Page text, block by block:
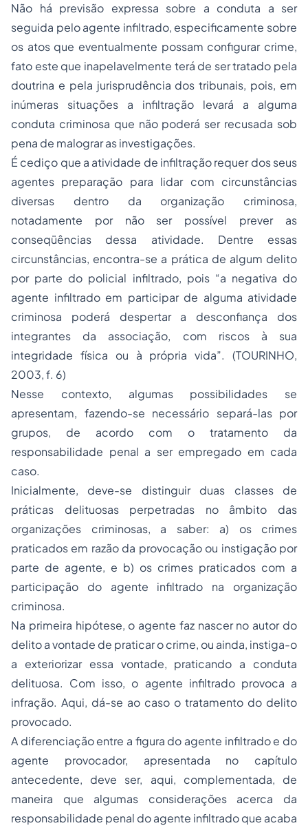
Não há previsão expressa sobre a conduta a ser
seguida pelo agente infiltrado, especificamente sobre
os atos que eventualmente possam configurar crime,
fato este que inapelavelmente terá de ser tratado pela
doutrina e pela jurisprudência dos tribunais, pois, em
inúmeras situações a infiltração levará a alguma
conduta criminosa que não poderá ser recusada sob
pena de malograr as investigações.
É cediço que a atividade de infiltração requer dos seus
agentes preparação para lidar com circunstâncias
diversas dentro da organização criminosa,
notadamente por não ser possível prever as
conseqüências dessa atividade. Dentre essas
circunstâncias, encontra-se a prática de algum delito
por parte do policial infiltrado, pois “a negativa do
agente infiltrado em participar de alguma atividade
criminosa poderá despertar a desconfiança dos
integrantes da associação, com riscos à sua
integridade física ou à própria vida”. (TOURINHO,
2003, f. 6)
Nesse contexto, algumas possibilidades se
apresentam, fazendo-se necessário separá-las por
grupos, de acordo com o tratamento da
responsabilidade penal a ser empregado em cada
caso.
Inicialmente, deve-se distinguir duas classes de
práticas delituosas perpetradas no âmbito das
organizações criminosas, a saber: a) os crimes
praticados em razão da provocação ou instigação por
parte de agente, e b) os crimes praticados com a
participação do agente infiltrado na organização
criminosa.
Na primeira hipótese, o agente faz nascer no autor do
delito a vontade de praticar o crime, ou ainda, instiga-o
a exteriorizar essa vontade, praticando a conduta
delituosa. Com isso, o agente infiltrado provoca a
infração. Aqui, dá-se ao caso o tratamento do delito
provocado.
A diferenciação entre a figura do agente infiltrado e do
agente provocador, apresentada no capítulo
antecedente, deve ser, aqui, complementada, de
maneira que algumas considerações acerca da
responsabilidade penal do agente infiltrado que acaba